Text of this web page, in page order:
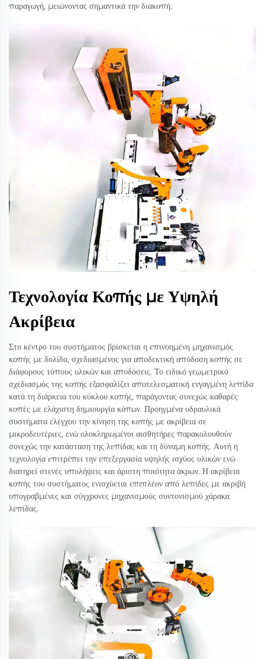
παραγωγή, μειώνοντας σημαντικά την διακοπή.
Τεχνολογία Κοπής με Υψηλή
Ακρίβεια
Στο κέντρο του συστήματος βρίσκεται η επινοημένη μηχανισμός
κοπής με δολίδα, σχεδιασμένος για αποδεκτική απόδοση κοπής σε
διάφορους τύπους υλικών και αποδόσεις. Το ειδικό γεωμετρικό
σχεδιασμός της κοπής εξασφαλίζει αποτελεσματική ενγαγμένη λεπίδα
κατά τη διάρκεια του κύκλου κοπής, παράγοντας συνεχώς καθαρές
κοπές με ελάχιστη δημιουργία κόπων. Προηγμένα υδραυλικά
συστήματα ελέγχου την κίνηση της κοπής με ακρίβεια σε
μικροδευτέριες, ενώ ολοκληρωμένοι αισθητήρες παρακολουθούν
συνεχώς την κατάσταση της λεπίδας και τη δύναμη κοπής. Αυτή η
τεχνολογία επιτρέπει την επεξεργασία υψηλής ισχύος υλικών ενώ
διατηρεί στενές υπολήψεις και άριστη ποιότητα άκρων. Η ακρίβεια
κοπής του συστήματος ενισχύεται επιπλέον από λεπίδες με ακριβή
υπογραβμένες και σύγχρονες μηχανισμούς συντονισμού χάρακα
λεπίδας.